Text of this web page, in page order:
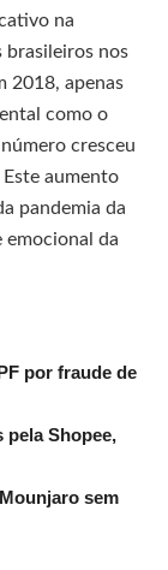
na
brasileiros nos
2018, apenas
como o
cresceu
aumento
pandemia da
emocional da
por fraude de
pela Shopee,
sem